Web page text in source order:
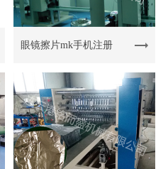
眼镜擦片mk手机注册